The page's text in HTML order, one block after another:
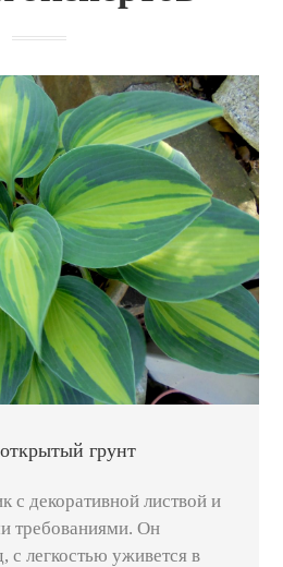
грунт
с декоративной листвой и
требованиями. Он
с легкостью уживется в